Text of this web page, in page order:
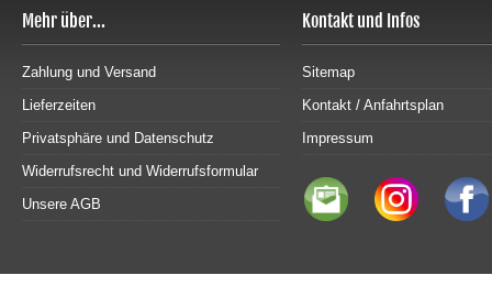
Mehr über...
Zahlung und Versand
Lieferzeiten
Privatsphäre und Datenschutz
Widerrufsrecht und Widerrufsformular
Unsere AGB
Kontakt und Infos
Sitemap
Kontakt / Anfahrtsplan
Impressum